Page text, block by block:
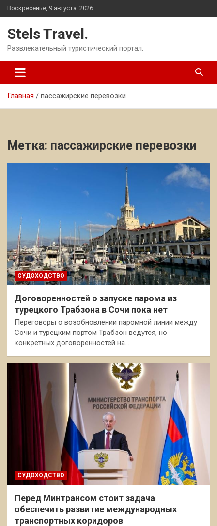
Перейти
к
Воскресенье, 9 августа, 2026
Stels Travel.
Развлекательный туристический портал.
Главная пассажирские перевозки
Метка: пассажирские перевозки
СУДОХОДСТВО
Договоренностей о запуске парома из
турецкого Трабзона в Сочи пока нет
Переговоры о возобновлении паромной линии между
Сочи и турецким портом Трабзон ведутся, но
конкретных договоренностей на…
СУДОХОДСТВО
Перед Минтрансом стоит задача
обеспечить развитие международных
транспортных коридоров